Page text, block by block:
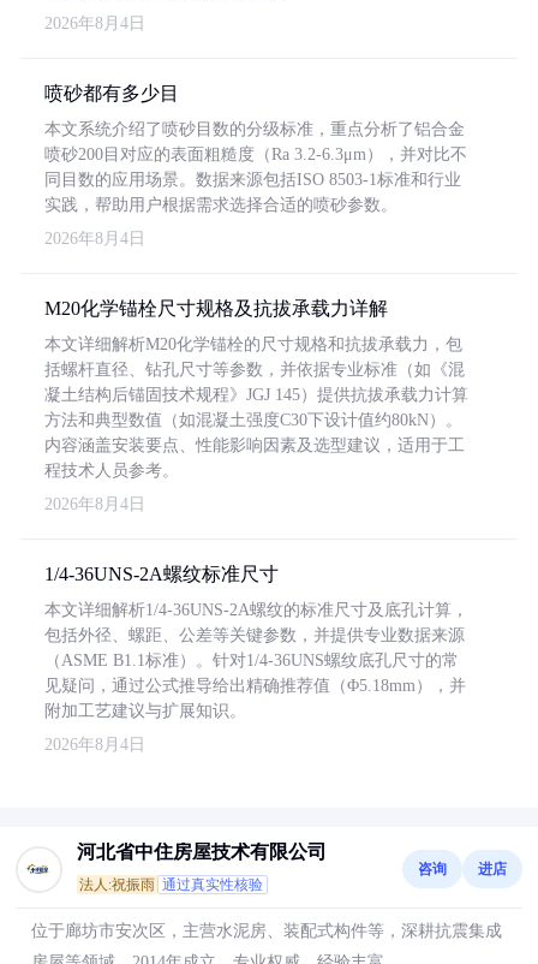
2026年8月4日
喷砂都有多少目
本文系统介绍了喷砂目数的分级标准，重点分析了铝合金
喷砂200目对应的表面粗糙度（Ra 3.2-6.3μm），并对比不
同目数的应用场景。数据来源包括ISO 8503-1标准和行业
实践，帮助用户根据需求选择合适的喷砂参数。
2026年8月4日
M20化学锚栓尺寸规格及抗拔承载力详解
本文详细解析M20化学锚栓的尺寸规格和抗拔承载力，包
括螺杆直径、钻孔尺寸等参数，并依据专业标准（如《混
凝土结构后锚固技术规程》JGJ 145）提供抗拔承载力计算
方法和典型数值（如混凝土强度C30下设计值约80kN）。
内容涵盖安装要点、性能影响因素及选型建议，适用于工
程技术人员参考。
2026年8月4日
1/4-36UNS-2A螺纹标准尺寸
本文详细解析1/4-36UNS-2A螺纹的标准尺寸及底孔计算，
包括外径、螺距、公差等关键参数，并提供专业数据来源
（ASME B1.1标准）。针对1/4-36UNS螺纹底孔尺寸的常
见疑问，通过公式推导给出精确推荐值（Φ5.18mm），并
附加工艺建议与扩展知识。
2026年8月4日
河北省中住房屋技术有限公司
法人:祝振雨 通过真实性核验
咨询 进店
位于廊坊市安次区，主营水泥房、装配式构件等，深耕抗震集成